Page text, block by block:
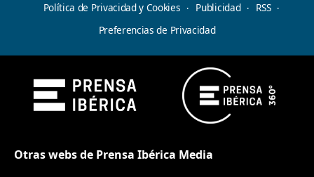
Política de Privacidad y Cookies
Publicidad
RSS
Preferencias de Privacidad
Otras webs de Prensa Ibérica Media